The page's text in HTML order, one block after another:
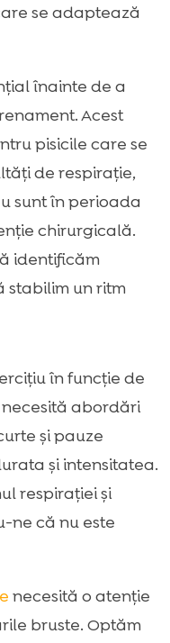
se adaptează
înainte de a
Acest
pisicile care se
de respirație,
sunt în perioada
chirurgicală.
identificăm
stabilim un ritm
în funcție de
necesită abordări
și pauze
și intensitatea.
respirației și
ne că nu este
necesită o atenție
bruste. Optăm